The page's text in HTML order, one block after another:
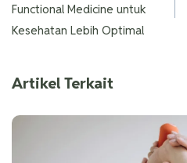
Functional Medicine untuk
Kesehatan Lebih Optimal
Artikel Terkait